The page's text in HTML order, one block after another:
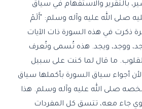
بالتقرير والاستفهام في سياق
صلى الله عليه وآله وسلم: "أَلَمْ
ذكرت في هذه السورة ذات الآيات
ووجد، ويجد. هذه تُسمى وتُعرف
ما قال لما كنت على سبيل
لأن أجواء سياق السورة بأكملها سياق
صلى الله عليه وآله وسلم. هذا
جاء معه، تتسق كل المفردات